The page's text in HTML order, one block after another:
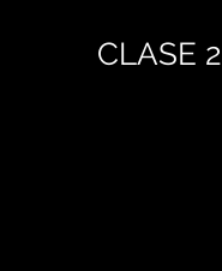
CLASE 2